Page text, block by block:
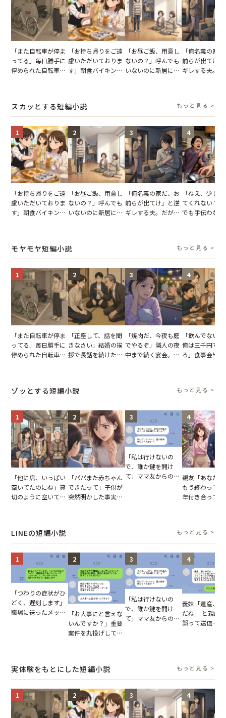
「また自転車が停ま
ってる」毎日勝手に
停められた自転車。
「お持ち帰りをご遠
慮いただいておりま
す」朝食バイキング
が一変
「お昼ご飯、用意し
ないの？」呼んでも
いないのに新居にあ
「俺名義の家
前らが出てけ
ギレする夫。
スカッとする短編小説 もっと見る >
1
「お持ち帰りをご遠
慮いただいておりま
す」朝食バイキング
が一変
2
「お昼ご飯、用意し
ないの？」呼んでも
いないのに新居にあ
3
「俺名義の家だ、お
前らが出てけ」と逆
ギレする夫。だが、
4
「ねえ、少し
てくれない？
でも手伝わな
モヤモヤ短編小説 もっと見る >
1
「また自転車が停ま
ってる」毎日勝手に
停められた自転車。
2
「正座して、話を聞
きなさい」結婚の挨
拶で長話を続けた義
3
「焼肉だ、今夜も庭
でやるぞ」隣人の夜
中まで続く宴会。我
4
「飲んでない
俺は三千円で
ろ」食事会当
ゾッとする短編小説 もっと見る >
1
「他に席、いっぱい
空いてたのにね」貸
切のように空いてる
2
「パパまた赤ちゃん
できたって」子供が
突然明かした事実。
3
「私は行けないの
で、誰か鍵を開け
て」ママ友からの
4
親友「あなた
もう終わって
年付き合って
LINEの短編小説 もっと見る >
1
「つわりの症状がひ
どく、遅刻します」
職場に送ったメッセ
2
「お大事にと言えな
いんですか？」重要
案件を丸投げして休
3
「私は行けないの
で、誰か鍵を開け
て」ママ友からの
4
義妹「遺産、
だね」 と親戚
誤って送信→夫
実体験をもとにした短編小説 もっと見る >
1 2 3 4